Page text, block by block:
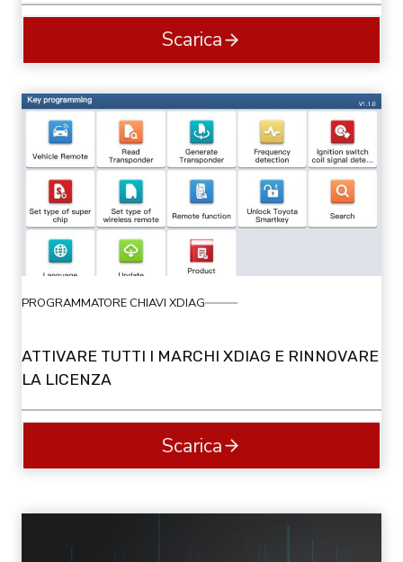
Scarica
PROGRAMMATORE CHIAVI XDIAG
ATTIVARE TUTTI I MARCHI XDIAG E RINNOVARE
LA LICENZA
Scarica